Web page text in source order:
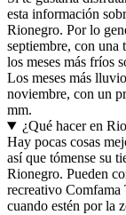
esta información
Rionegro. Por lo
septiembre, con una
los meses más fríos
Los meses más
noviembre, con un
mm.
¿Qué hacer en
Hay pocas cosas
así que tómense su
Rionegro. Pueden
recreativo
cuando estén por la